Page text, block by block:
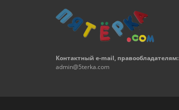
Контактный e-mail, правообладателям:
admin@5terka.com